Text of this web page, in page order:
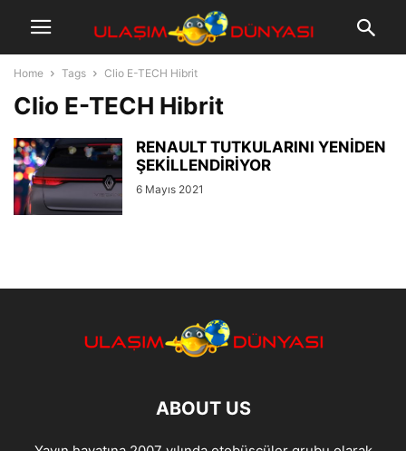
Home Tags Clio E-TECH Hibrit
Clio E-TECH Hibrit
RENAULT TUTKULARINI YENİDEN
ŞEKİLLENDİRİYOR
6 Mayıs 2021
ABOUT US